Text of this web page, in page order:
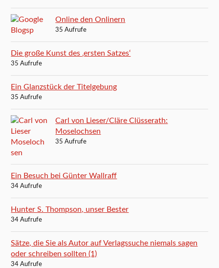
Online den Onlinern
35 Aufrufe
Die große Kunst des ‚ersten Satzes‘
35 Aufrufe
Ein Glanzstück der Titelgebung
35 Aufrufe
Carl von Lieser/Cläre Clüsserath:
Moselochsen
35 Aufrufe
Ein Besuch bei Günter Wallraff
34 Aufrufe
Hunter S. Thompson, unser Bester
34 Aufrufe
Sätze, die Sie als Autor auf Verlagssuche niemals sagen
oder schreiben sollten (1)
34 Aufrufe